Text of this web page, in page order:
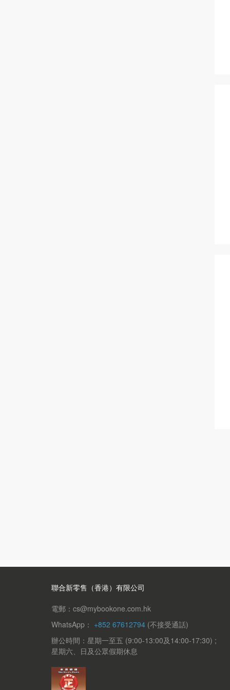
聯合新零售（香港）有限公司
電郵：cs@mybookone.com.hk
WhatsApp： +852 67612794 (不接受通話)
辦公時間：星期一至五 (9:00-13:00及14:00-17:30) ;
星期六、日及公眾假期休息